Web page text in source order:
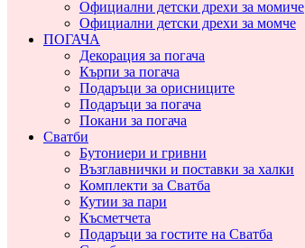
Официални детски дрехи за момиче
Официални детски дрехи за момче
ПОГАЧА
Декорация за погача
Кърпи за погача
Подаръци за орисниците
Подаръци за погача
Покани за погача
Сватби
Бутониери и гривни
Възглавнички и поставки за халки
Комплекти за Сватба
Кутии за пари
Късметчета
Подаръци за гостите на Сватба